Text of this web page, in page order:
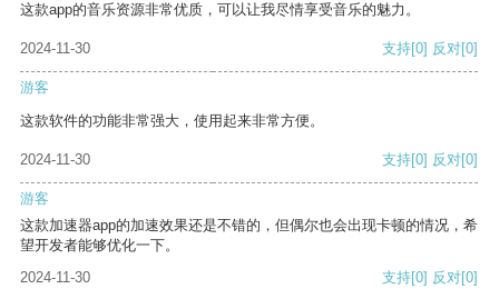
这款app的音乐资源非常优质，可以让我尽情享受音乐的魅力。
2024-11-30 支持[0] 反对[0]
游客
这款软件的功能非常强大，使用起来非常方便。
2024-11-30 支持[0] 反对[0]
游客
这款加速器app的加速效果还是不错的，但偶尔也会出现卡顿的情况，希
望开发者能够优化一下。
2024-11-30
支持[0] 反对[0]